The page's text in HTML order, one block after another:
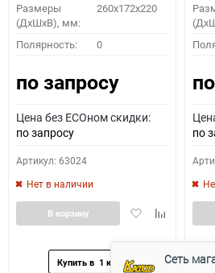
Размеры
(ДхШхВ), мм:
260x172x220
Полярность: 0
по запросу
Цена без ECOном скидки:
по запросу
Артикул: 63024
Нет в наличии
Добавить
избранное
Добавить
сравнению
В корзину
по
Сеть